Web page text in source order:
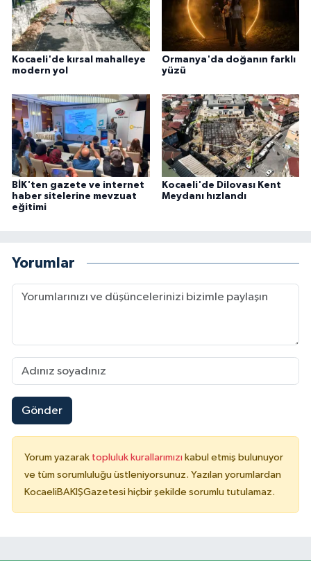
Kocaeli'de kırsal mahalleye
modern yol
Ormanya'da doğanın farklı
yüzü
BİK'ten gazete ve internet
haber sitelerine mevzuat
eğitimi
Kocaeli'de Dilovası Kent
Meydanı hızlandı
Yorumlar
Gönder
Yorum yazarak topluluk kurallarımızı kabul etmiş bulunuyor
ve tüm sorumluluğu üstleniyorsunuz. Yazılan yorumlardan
KocaeliBAKIŞGazetesi hiçbir şekilde sorumlu tutulamaz.